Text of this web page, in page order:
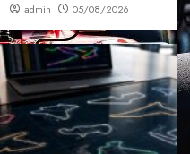
admin 05/08/2026